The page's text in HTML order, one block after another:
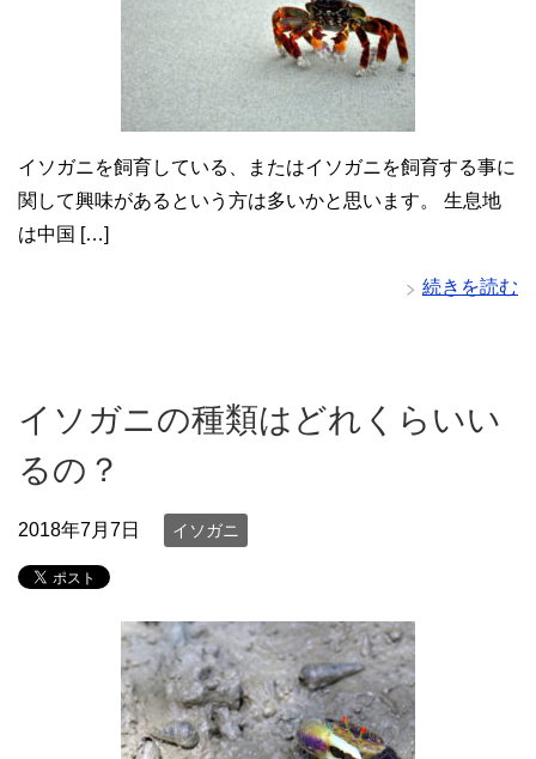
イソガニを飼育している、またはイソガニを飼育する事に
関して興味があるという方は多いかと思います。 生息地
は中国 […]
続きを読む
イソガニの種類はどれくらいい
るの？
2018年7月7日 イソガニ